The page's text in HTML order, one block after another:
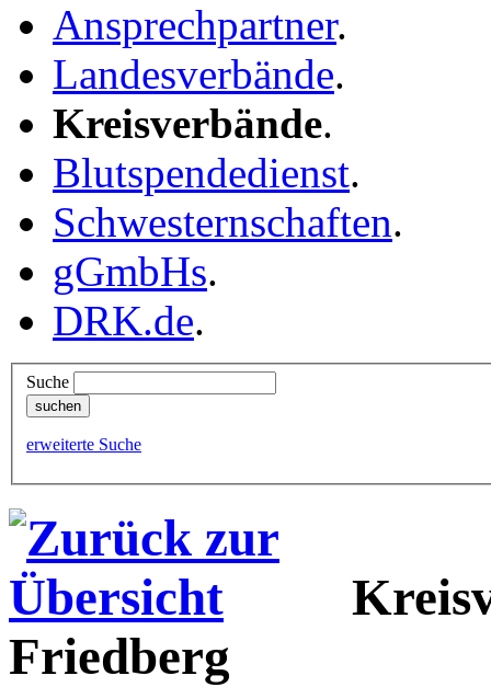
Ansprechpartner.
Landesverbände.
Kreisverbände.
Blutspendedienst.
Schwesternschaften.
gGmbHs.
DRK.de.
Suche
erweiterte Suche
Friedberg